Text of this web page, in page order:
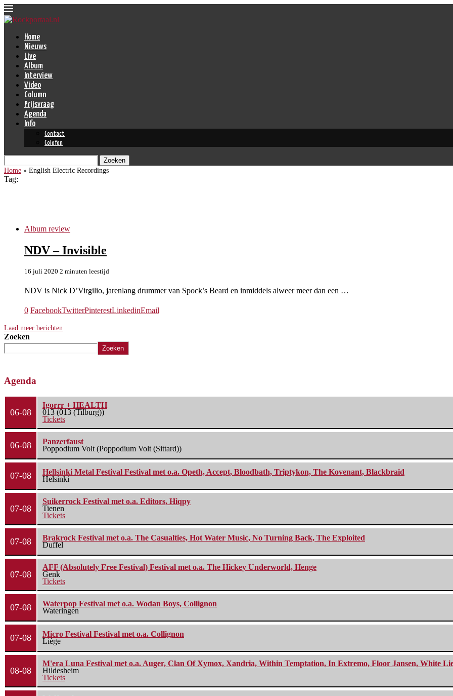
Home
Nieuws
Live
Album
Interview
Video
Column
Prijsvraag
Agenda
Info
Contact
Colofon
Zoeken
Home » English Electric Recordings
Tag:
Album review
NDV – Invisible
16 juli 2020 2 minuten leestijd
NDV is Nick D’Virgilio, jarenlang drummer van Spock’s Beard en inmiddels alweer meer dan een …
0 FacebookTwitterPinterestLinkedinEmail
Laad meer berichten
Zoeken
Zoeken
Agenda
06-08
Igorrr + HEALTH
013 (013 (Tilburg))
Tickets
06-08
Panzerfaust
Poppodium Volt (Poppodium Volt (Sittard))
07-08
Hellsinki Metal Festival Festival met o.a. Opeth, Accept, Bloodbath, Triptykon, The Kovenant, Blackbraid
Helsinki
07-08
Suikerrock Festival met o.a. Editors, Hiqpy
Tienen
Tickets
07-08
Brakrock Festival met o.a. The Casualties, Hot Water Music, No Turning Back, The Exploited
Duffel
07-08
AFF (Absolutely Free Festival) Festival met o.a. The Hickey Underworld, Henge
Genk
Tickets
07-08
Waterpop Festival met o.a. Wodan Boys, Collignon
Wateringen
07-08
Micro Festival Festival met o.a. Collignon
Liège
08-08
M'era Luna Festival met o.a. Auger, Clan Of Xymox, Xandria, Within Temptation, In Extremo, Floor Jansen, White
Hildesheim
Tickets